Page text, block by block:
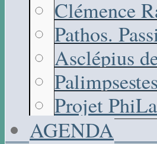
Clémence
Pathos.
Asclépius
Projet
AGENDA